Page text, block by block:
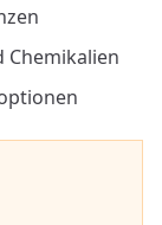
Chemikalien